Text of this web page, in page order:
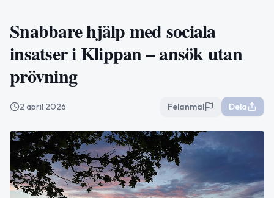
Snabbare hjälp med sociala
insatser i Klippan – ansök utan
prövning
2 april 2026 Felanmäl Dela